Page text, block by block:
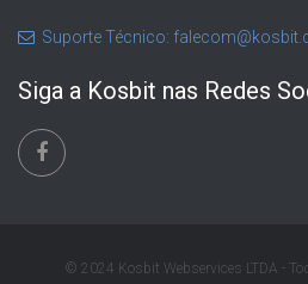
Suporte Técnico:
Siga a Kosbit nas Redes
© 2024 Kosbit Webservices LTDA -